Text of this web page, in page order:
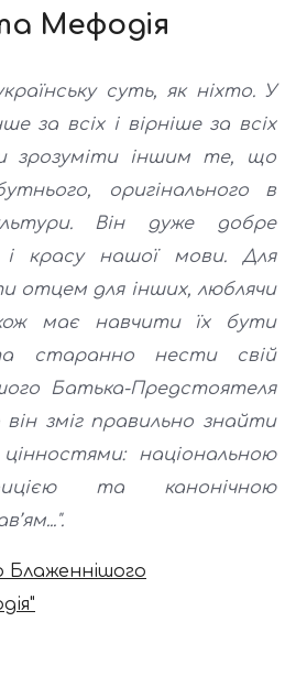
Мефодія
суть, як ніхто. У
за всіх і вірніше за всіх
зрозуміти іншим те, що
оригінального в
Він дуже добре
і красу нашої мови. Для
отцем для інших, люблячи
має навчити їх бути
старанно нести свій
Батька-Предстоятеля
зміг правильно знайти
національною
та канонічною
Блаженнішого